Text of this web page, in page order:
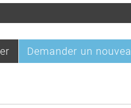
(onglet
actif)
Demander un